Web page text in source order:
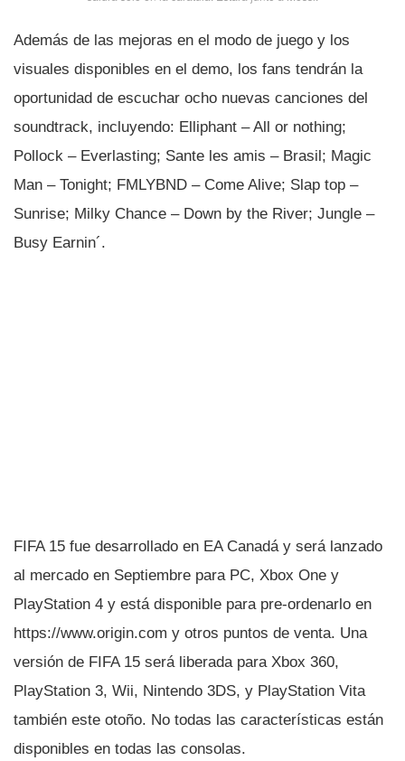
Además de las mejoras en el modo de juego y los
visuales disponibles en el demo, los fans tendrán la
oportunidad de escuchar ocho nuevas canciones del
soundtrack, incluyendo: Elliphant – All or nothing;
Pollock – Everlasting; Sante les amis – Brasil; Magic
Man – Tonight; FMLYBND – Come Alive; Slap top –
Sunrise; Milky Chance – Down by the River; Jungle –
Busy Earnin´.
FIFA 15 fue desarrollado en EA Canadá y será lanzado
al mercado en Septiembre para PC, Xbox One y
PlayStation 4 y está disponible para pre-ordenarlo en
https://www.origin.com y otros puntos de venta. Una
versión de FIFA 15 será liberada para Xbox 360,
PlayStation 3, Wii, Nintendo 3DS, y PlayStation Vita
también este otoño. No todas las caracterí­sticas están
disponibles en todas las consolas.